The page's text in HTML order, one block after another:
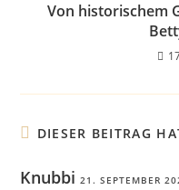
Von historischem
DIESER BEITRAG
Knubbi 21. SEPTEMBER